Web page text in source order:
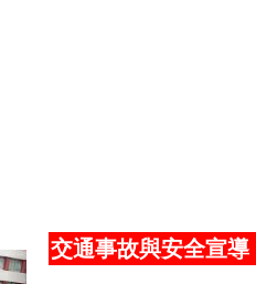
交通事故與安全宣導